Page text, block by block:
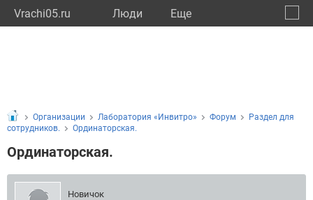
Vrachi05.ru Люди Eще
Организации Лаборатория «Инвитро» Форум
Раздел для
сотрудников.
Ординаторская.
Ординаторская.
Новичок